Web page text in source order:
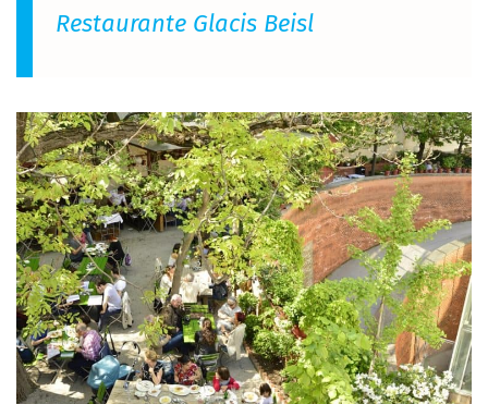
Restaurante Glacis Beisl